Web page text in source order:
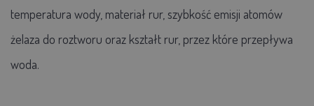
temperatura wody, materiał rur, szybkość emisji atomów
żelaza do roztworu oraz kształt rur, przez które przepływa
woda.